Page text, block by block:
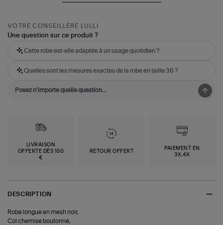
VOTRE CONSEILLÈRE LULLI
Une question sur ce produit ?
Cette robe est-elle adaptée à un usage quotidien ?
Quelles sont les mesures exactes de la robe en taille 36 ?
LIVRAISON
OFFERTE DÈS 150
€
RETOUR OFFERT
PAIEMENT EN
3X,4X
DESCRIPTION
Robe longue en mesh noir,
Col chemise boutonné,